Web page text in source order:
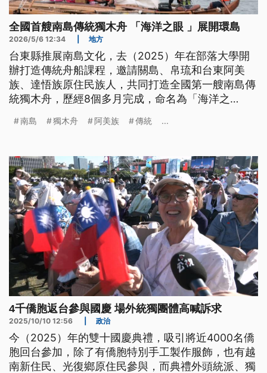
全國首艘南島傳統獨木舟 「海洋之眼 」展開環島
2026/5/6 12:34 地方
台東縣推展南島文化，去（2025）年在部落大學開
辦打造傳統舟船課程，邀請關島、帛琉和台東阿美
族、達悟族原住民族人，共同打造全國第一艘南島傳
統獨木舟，歷經8個多月完成，命名為「海洋之
名接受訓練的船員預計用1個月的時間環島，重現南
南島 獨木舟 阿美族 傳統 ...
4千僑胞返台參與國慶 場外統獨團體高喊訴求
2025/10/10 12:56 政治
今（2025）年的雙十國慶典禮，吸引將近4000名僑
胞回台參加，除了有僑胞特別手工製作服飾，也有越
南新住民、光復鄉原住民參與，而典禮外頭統派、獨